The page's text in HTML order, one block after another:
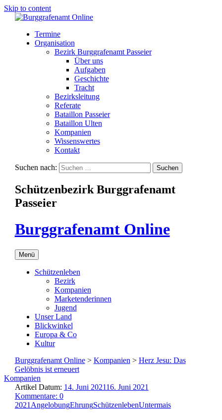
Skip to content
Termine
Organisation
Bezirk Burggrafenamt Passeier
Über uns
Aufgaben
Geschichte
Tracht
Bezirksleitung
Referate
Bataillon Passeier
Bataillon Ulten
Kompanien
Wissenswertes
Kontakt
Suchen nach:
Schützenbezirk Burggrafenamt
Passeier
Burggrafenamt Online
Menü
Schützenleben
Bezirk
Kompanien
Marketenderinnen
Jugend
Unser Land
Blickwinkel
Europa & Co
Kultur
Burggrafenamt Online> Kompanien > Herz Jesu: Das
Gelöbnis ist erneuert
Kompanien
Artikel Datum: 14. Juni 202116. Juni 2021
Kommentare: 0
2021 AngelobungEhrungSchützenlebenUntermais